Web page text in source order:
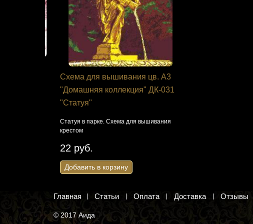
Схема для вышивания цв. А3
"Домашняя коллекция" ДК-031
"Статуя"
Статуя в парке. Схема для вышивания
крестом
22 руб.
Добавить в корзину
Главная Статьи Оплата Доставка Отзывы
© 2017 Аида